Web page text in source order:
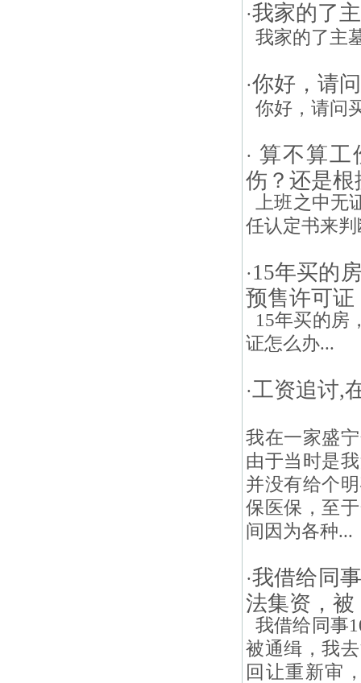
·我家的了
我家的了主
·你好，请
你好，请问
· 算不算工
伤？还是根
上班之中无
任认定书来
·15年买的
预售许可证
15年买的房
证怎么办...
·工资追讨,
我在一家盛
由于当时是
并没有给个
保医保，至
间因为各种...
·我借给同
法集资，被
我借给同事
被通缉，我
回让重新审